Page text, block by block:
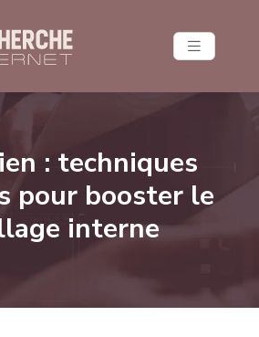
: techniques
pour booster le
interne